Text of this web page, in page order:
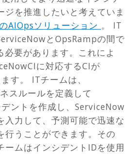
ジを推進したいと考えていま
AIOpsソリューション 。 IT
とOpsRampの間で
必要があります。これによ
に対応するCIが
す。 ITチームは、
スルールを定義して
ントを作成し、ServiceNow
入力して、予測可能で迅速な
行うことができます。その
ームはインシデントIDを使用